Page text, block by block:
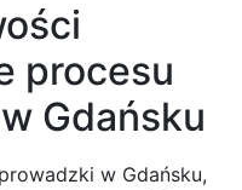
procesu
Gdańsku
w Gdańsku,